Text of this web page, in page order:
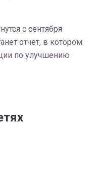
с сентября
отчет, в котором
по улучшению